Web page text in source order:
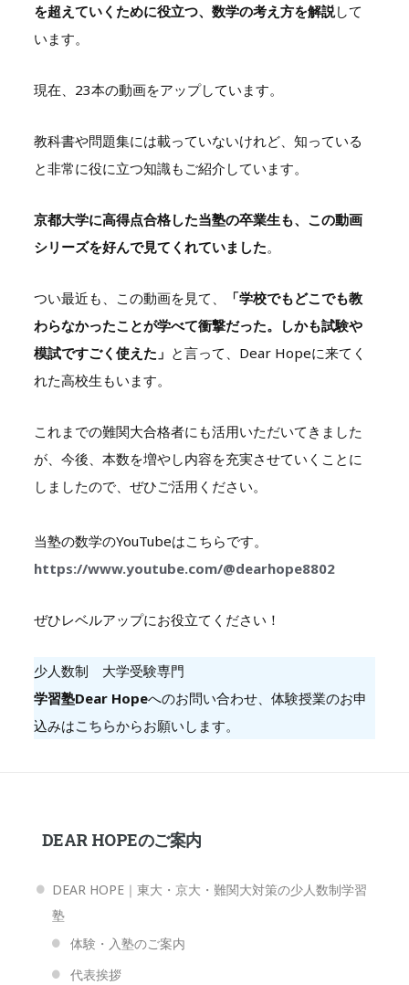
を超えていくために役立つ、数学の考え方を解説して
います。
現在、23本の動画をアップしています。
教科書や問題集には載っていないけれど、知っている
と非常に役に立つ知識もご紹介しています。
京都大学に高得点合格した当塾の卒業生も、この動画
シリーズを好んで見てくれていました。
つい最近も、この動画を見て、
「学校でもどこでも教
わらなかったことが学べて衝撃だった。しかも試験や
模試ですごく使えた」 と言って、Dear Hopeに来てく
れた高校生もいます。
これまでの難関大合格者にも活用いただいてきました
が、今後、本数を増やし内容を充実させていくことに
しましたので、ぜひご活用ください。
当塾の数学のYouTubeはこちらです。
https://www.youtube.com/@dearhope8802
ぜひレベルアップにお役立てください！
少人数制 大学受験専門
学習塾Dear Hopeへのお問い合わせ、体験授業のお申
込みはこちらからお願いします。
DEAR HOPEのご案内
DEAR HOPE｜東大・京大・難関大対策の少人数制学習
塾
体験・入塾のご案内
代表挨拶